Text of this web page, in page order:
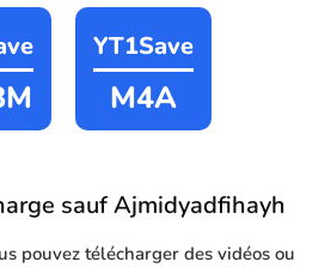
YT1Save
M4A
sauf Ajmidyadfihayh
pouvez télécharger des vidéos ou